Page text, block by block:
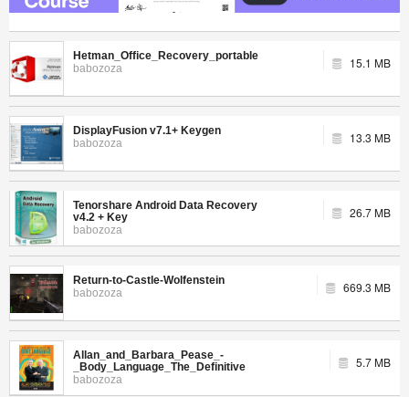
Hetman_Office_Recovery_portable
babozoza
15.1 MB
DisplayFusion v7.1+ Keygen
babozoza
13.3 MB
Tenorshare Android Data Recovery
v4.2 + Key
babozoza
26.7 MB
Return-to-Castle-Wolfenstein
babozoza
669.3 MB
Allan_and_Barbara_Pease_-
_Body_Language_The_Definitive
babozoza
5.7 MB